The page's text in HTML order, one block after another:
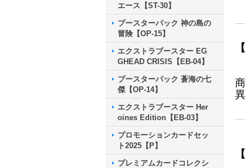
エース【ST-30】
ブースターパック 神の島の
冒険【OP-15】
エクストラブースター EG
GHEAD CRISIS【EB-04】
ブースターパック 蒼海の七
傑【OP-14】
エクストラブースター Her
oines Edition【EB-03】
プロモーションカードセッ
ト2025【P】
プレミアムカードコレクシ